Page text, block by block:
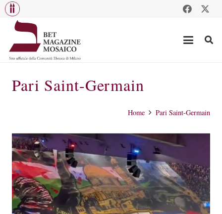
Pari Saint-Germain
Home Pari Saint-Germain